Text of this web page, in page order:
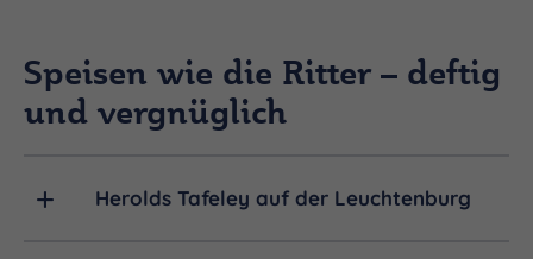
Speisen wie die Ritter – deftig
und vergnüglich
Herolds Tafeley auf der Leuchtenburg